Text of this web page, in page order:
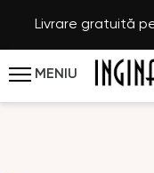
Livrare gratuită
MENIU